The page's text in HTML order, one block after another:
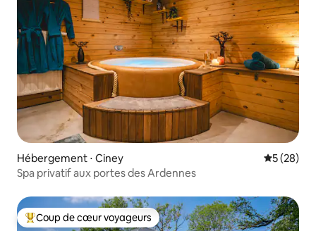
Hébergement ⋅ Ciney
5 (28)
Spa privatif aux portes des Ardennes
Coups de cœur voyageurs les plus appréciés
Coup de cœur voyageurs